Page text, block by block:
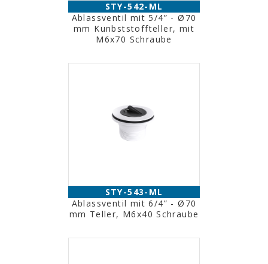
STY-542-ML
Ablassventil mit 5/4” - Ø70
mm Kunbststoffteller, mit
M6x70 Schraube
STY-543-ML
Ablassventil mit 6/4” - Ø70
mm Teller, M6x40 Schraube